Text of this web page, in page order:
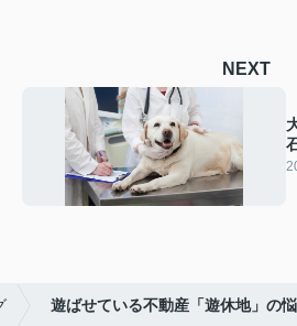
NEXT
遊ばせている不動産「遊休地」の